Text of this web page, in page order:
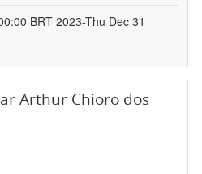
BRT 2023-Thu Dec 31
Arthur Chioro dos